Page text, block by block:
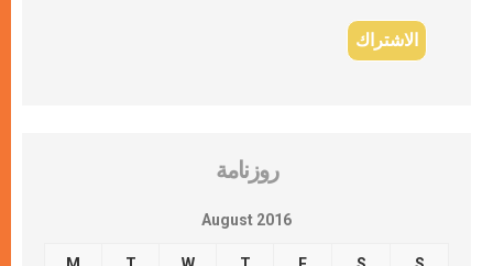
روزنامة
August 2016